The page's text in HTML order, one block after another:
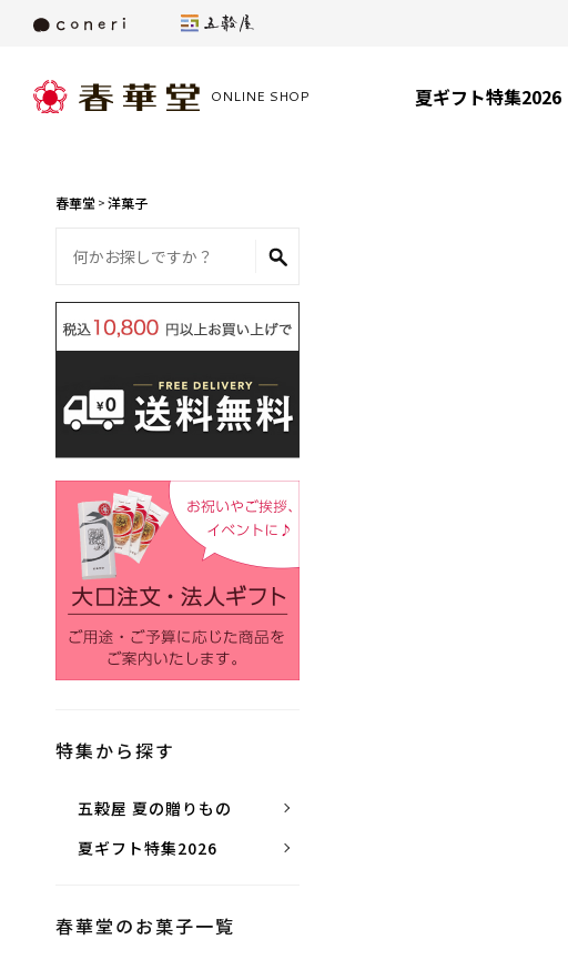
ONLINE SHOP 夏ギフト特集2026
春華堂 > 洋菓子
特集から探す
五穀屋 夏の贈りもの
夏ギフト特集2026
春華堂のお菓子一覧